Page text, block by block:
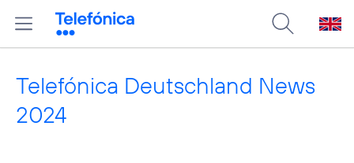
Telefónica Deutschland News
2024